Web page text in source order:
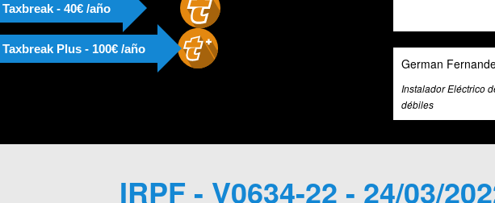
Taxbreak - 40€ /año
Taxbreak Plus - 100€ /año
German Fernandez
Instalador Eléctrico de
débiles
IRPF - V0634-22 - 24/03/